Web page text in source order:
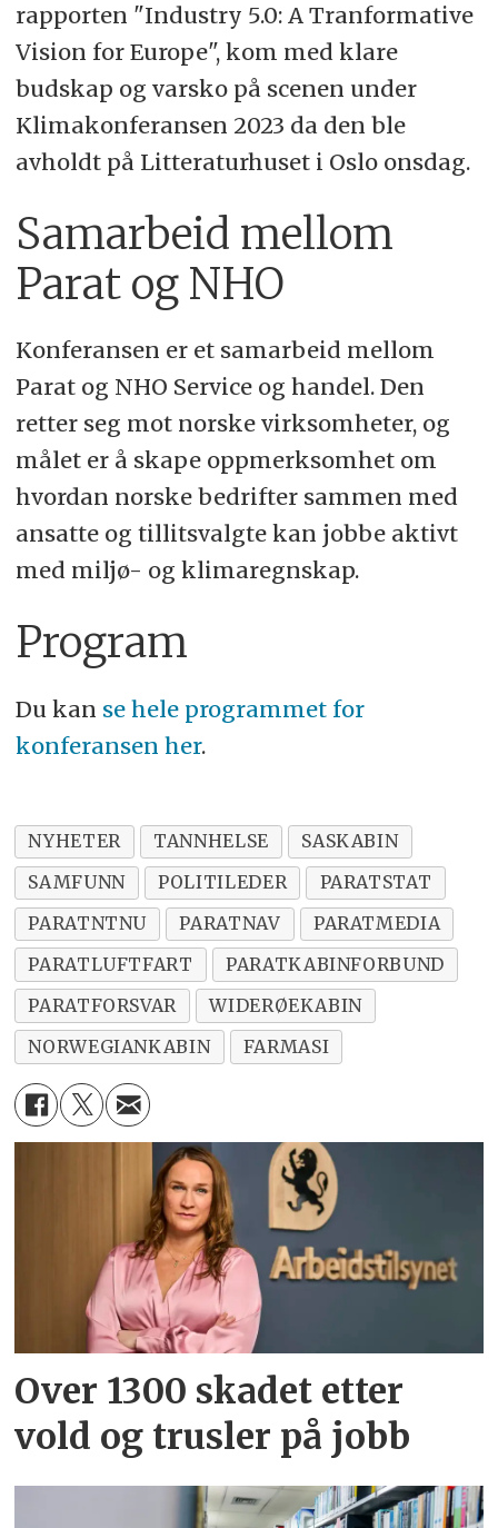
rapporten "Industry 5.0: A Tranformative
Vision for Europe", kom med klare
budskap og varsko på scenen under
Klimakonferansen 2023 da den ble
avholdt på Litteraturhuset i Oslo onsdag.
Samarbeid mellom
Parat og NHO
Konferansen er et samarbeid mellom
Parat og NHO Service og handel. Den
retter seg mot norske virksomheter, og
målet er å skape oppmerksomhet om
hvordan norske bedrifter sammen med
ansatte og tillitsvalgte kan jobbe aktivt
med miljø- og klimaregnskap.
Program
Du kan se hele programmet for
konferansen her.
NYHETER TANNHELSE
SASKABIN
SAMFUNN
POLITILEDER
PARATSTAT
PARATNTNU
PARATNAV
PARATMEDIA
PARATLUFTFART
PARATKABINFORBUND
PARATFORSVAR
WIDERØEKABIN
NORWEGIANKABIN
FARMASI
Over 1300 skadet etter
vold og trusler på jobb